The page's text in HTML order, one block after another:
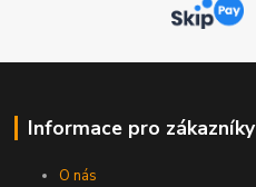
Informace pro zákazníky
O nás